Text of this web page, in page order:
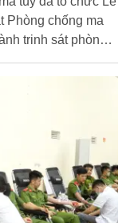
Phòng chống ma
trinh sát phòng
TS Trần Hồng
và chủ trì buổi lễ.